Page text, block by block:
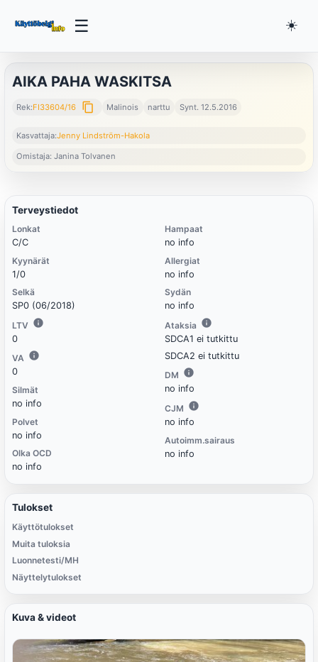
☰ ☀️
AIKA PAHA WASKITSA
Rek:FI33604/16 content_copy Malinois narttu Synt. 12.5.2016
Kasvattaja:Jenny Lindström-Hakola
Omistaja: Janina Tolvanen
Terveystiedot
Lonkat
C/C
Kyynärät
1/0
Selkä
SP0 (06/2018)
LTV
0
VA
0
Silmät
no info
Polvet
no info
Olka OCD
no info
Hampaat
no info
Allergiat
no info
Sydän
no info
Ataksia
SDCA1 ei tutkittu
SDCA2 ei tutkittu
DM
no info
CJM
no info
Autoimm.sairaus
no info
Tulokset
Käyttötulokset
Muita tuloksia
Luonnetesti/MH
Näyttelytulokset
Kuva & videot